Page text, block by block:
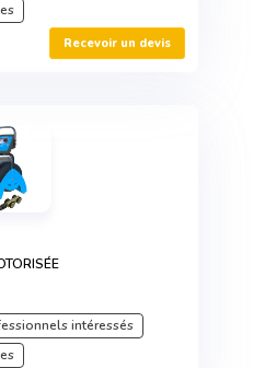
Recevoir un devis
intéressés